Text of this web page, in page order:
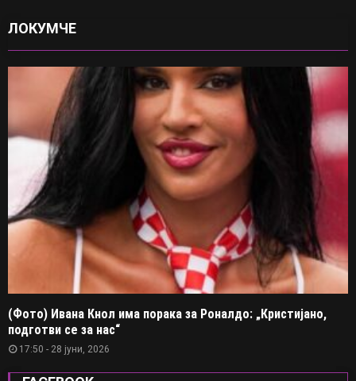
ЛОКУМЧЕ
(Фото) Ивана Кнол има порака за Роналдо: „Кристијано,
подготви се за нас“
17:50 - 28 јуни, 2026